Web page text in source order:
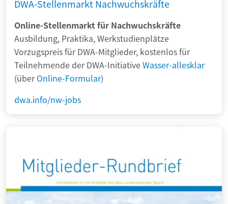
DWA-Stellenmarkt Nachwuchskräfte
Online-Stellenmarkt für Nachwuchskräfte
Ausbildung, Praktika, Werkstudienplätze
Vorzugspreis für DWA-Mitglieder, kostenlos für
Teilnehmende der DWA-InitiativeWasser-allesklar
(überOnline-Formular)
dwa.info/nw-jobs